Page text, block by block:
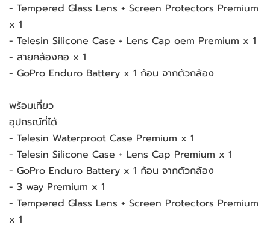
- Tempered Glass Lens + Screen Protectors Premium
x 1
- Telesin Silicone Case + Lens Cap oem Premium x 1
- สายคล้องคอ x 1
- GoPro Enduro Battery x 1 ก้อน จากตัวกล้อง
พร้อมเที่ยว
อุปกรณ์ที่ได้
- Telesin Waterproot Case Premium x 1
- Telesin Silicone Case + Lens Cap Premium x 1
- GoPro Enduro Battery x 1 ก้อน จากตัวกล้อง
- 3 way Premium x 1
- Tempered Glass Lens + Screen Protectors Premium
x 1